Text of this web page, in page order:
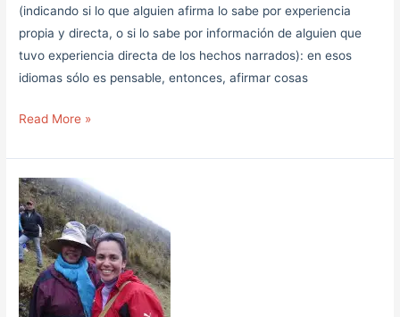
(indicando si lo que alguien afirma lo sabe por experiencia
propia y directa, o si lo sabe por información de alguien que
tuvo experiencia directa de los hechos narrados): en esos
idiomas sólo es pensable, entonces, afirmar cosas
Read More »
Ligia:
matrona
de
nacientes